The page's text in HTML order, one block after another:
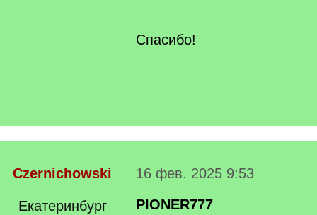
Спасибо!
Czernichowski
Екатеринбург
16 фев. 2025 9:53
PIONER777